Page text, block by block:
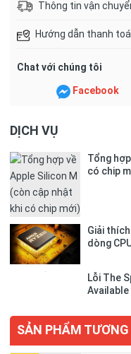
Thông tin vận
Hướng dẫn thanh
Chat với chúng tôi
Facebook
DỊCH VỤ
Tổng
có chip
Giải
dòng
Lỗi The
Available
SẢN PHẨM